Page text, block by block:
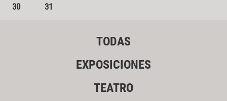
30
31
TODAS
EXPOSICIONES
TEATRO